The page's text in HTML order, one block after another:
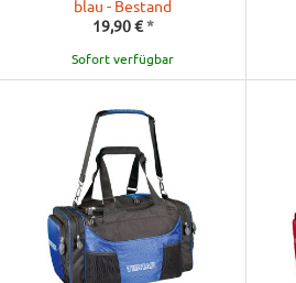
blau - Bestand
19,90 €*
Sofort verfügbar